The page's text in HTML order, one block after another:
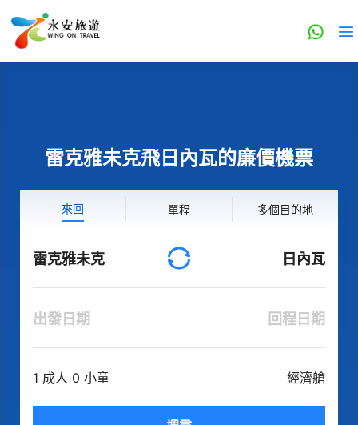
雷克雅未克飛日內瓦的廉價機票
來回 單程 多個目的地
雷克雅未克 日內瓦
出發日期 回程日期
1 成人 0 小童 經濟艙